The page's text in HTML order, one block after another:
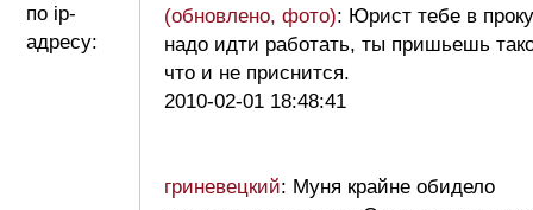
по ip-
адресу:
(обновлено, фото): Юрист тебе в
надо идти работать, ты пришьешь
что и не приснится.
2010-02-01 18:48:41
гриневецкий: Муня крайне обидело